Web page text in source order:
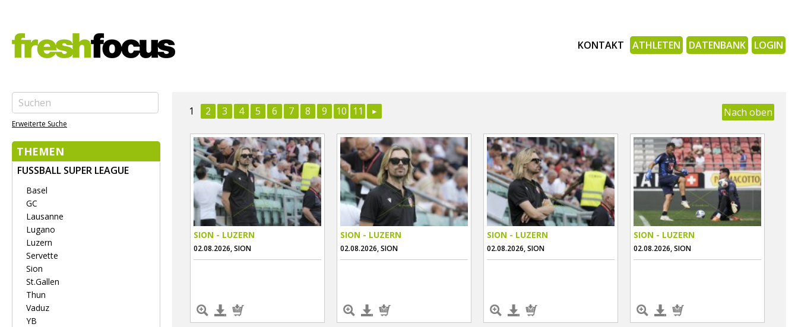
KONTAKT ATHLETEN DATENBANK LOGIN
Erweiterte Suche
THEMEN
FUSSBALL SUPER LEAGUE
Basel
GC
Lausanne
Lugano
Luzern
Servette
Sion
St.Gallen
Thun
Vaduz
YB
1 2 3 4 5 6 7 8 9 10 11 Nach oben
SION - LUZERN
02.08.2026, SION
SION - LUZERN
02.08.2026, SION
SION - LUZERN
02.08.2026, SION
SION - LUZERN
02.08.2026, SION